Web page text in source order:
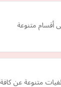
أقسام متنوعة
متنوعة عن كافة